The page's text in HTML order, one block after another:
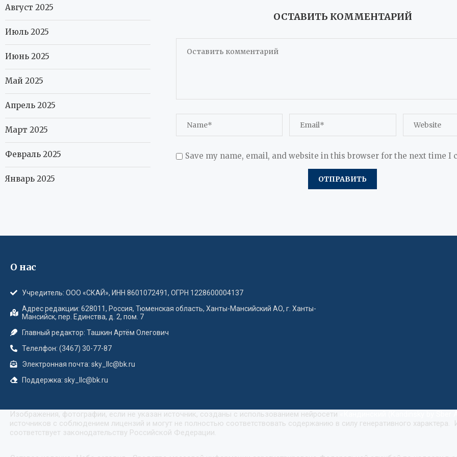
ОСТАВИТЬ КОММЕНТАРИЙ
Save my name, email, and website in this browser for the next time I
Август 2025
Июль 2025
Июнь 2025
Май 2025
Апрель 2025
Март 2025
Февраль 2025
Январь 2025
О нас
Учредитель: ООО «СКАЙ», ИНН 8601072491, ОГРН 1228600004137
Адрес редакции: 628011, Россия, Тюменская область, Ханты-Мансийский АО, г. Ханты-
Мансийск, пер. Единства, д. 2, пом. 7
Главный редактор: Ташкин Артём Олегович
Телелфон: (3467) 30-77-87
Электронная почта: sky_llc@bk.ru
Поддержка: sky_llc@bk.ru
Изображения, фотографии, если не указан источник, созданы с использованием нейросети
источников с соблюдением лицензий и могут не полностью соответствовать содержанию в силу генеративного
соответствует законодательству Российской Федерации.